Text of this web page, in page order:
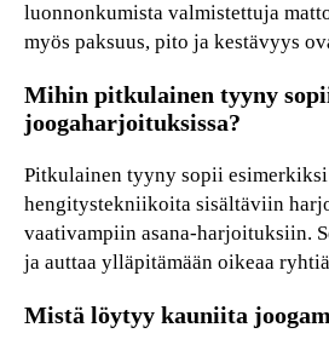
luonnonkumista valmistettuja
myös paksuus, pito ja kestävyys
Mihin pitkulainen tyyny
joogaharjoituksissa?
Pitkulainen tyyny sopii
hengitystekniikoita sisältäviin
vaativampiin asana-harjoituksiin.
ja auttaa ylläpitämään oikeaa
Mistä löytyy kauniita